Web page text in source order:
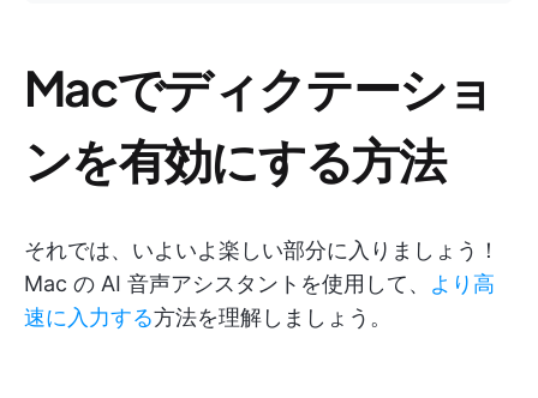
Macでディクテーショ
ンを有効にする方法
それでは、いよいよ楽しい部分に入りましょう！
Mac の AI 音声アシスタントを使用して、 より高
速に入力する方法を理解しましょう。